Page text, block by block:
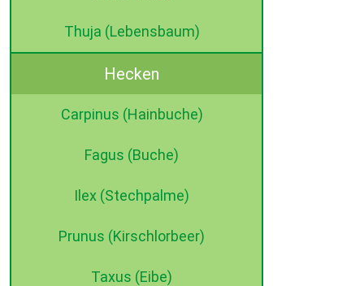
Thuja (Lebensbaum)
Hecken
Carpinus (Hainbuche)
Fagus (Buche)
Ilex (Stechpalme)
Prunus (Kirschlorbeer)
Taxus (Eibe)